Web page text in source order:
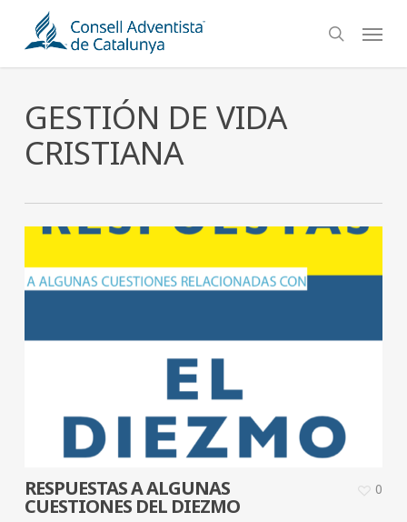
main
search
Menu
GESTIÓN DE VIDA
CRISTIANA
RESPUESTAS A ALGUNAS
CUESTIONES DEL DIEZMO
0